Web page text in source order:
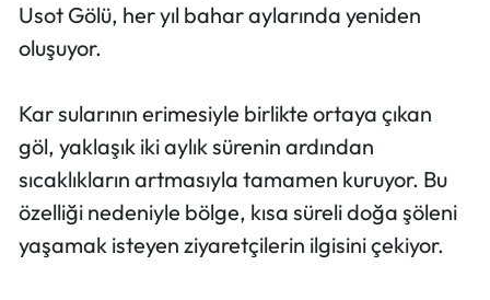
Usot Gölü, her yıl bahar aylarında yeniden
oluşuyor.
Kar sularının erimesiyle birlikte ortaya çıkan
göl, yaklaşık iki aylık sürenin ardından
sıcaklıkların artmasıyla tamamen kuruyor. Bu
özelliği nedeniyle bölge, kısa süreli doğa şöleni
yaşamak isteyen ziyaretçilerin ilgisini çekiyor.